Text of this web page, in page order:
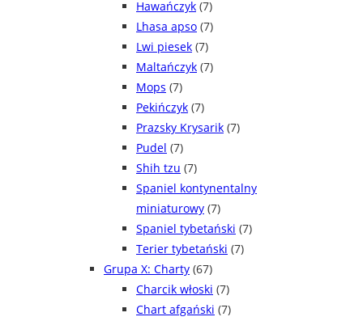
Hawańczyk (7)
Lhasa apso (7)
Lwi piesek (7)
Maltańczyk (7)
Mops (7)
Pekińczyk (7)
Prazsky Krysarik (7)
Pudel (7)
Shih tzu (7)
Spaniel kontynentalny
miniaturowy (7)
Spaniel tybetański (7)
Terier tybetański (7)
Grupa X: Charty (67)
Charcik włoski (7)
Chart afgański (7)